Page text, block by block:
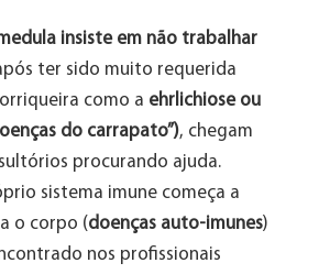
insiste em não trabalhar
ter sido muito requerida
como a ehrlichiose ou
do carrapato”), chegam
procurando ajuda.
sistema imune começa a
o corpo (doenças auto-imunes)
nos profissionais